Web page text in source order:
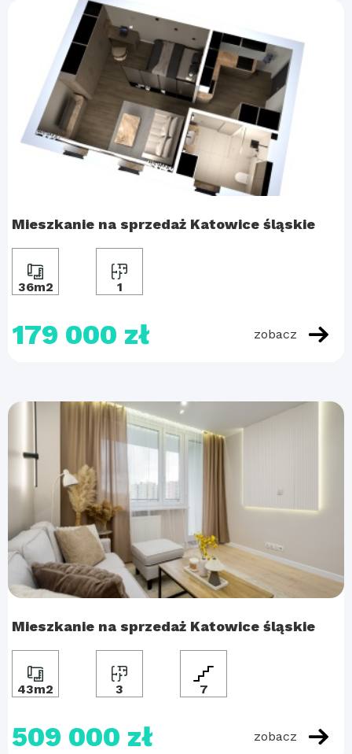
Mieszkanie na sprzedaż Katowice śląskie
36m2 1
179 000 zł zobacz
Mieszkanie na sprzedaż Katowice śląskie
43m2 3 7
509 000 zł zobacz